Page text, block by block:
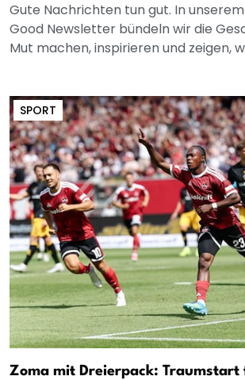
Gute Nachrichten tun gut. In
Good Newsletter bündeln wir die
Mut machen, inspirieren und zeigen,
SPORT
Zoma mit Dreierpack: Traumstart